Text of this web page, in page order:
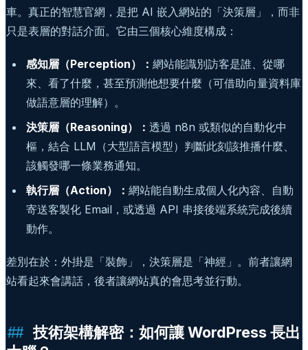
車。真正的智慧官網，是把 AI 嵌入網站的「決策層」，而非
只是表層的對話介面。它由三個核心維度構成：
感知層（Perception）： 網站能識別訪客是誰、從哪
來、看了什麼，甚至預測他想要什麼（可借助向量資料庫
做語意層的理解）。
決策層（Reasoning）： 透過 n8n 或類似的自動化中
樞，結合 LLM（大型語言模型）判斷此刻該推播什麼、
該觸發哪一條業務通知。
執行層（Action）： 網站能自動生成個人化內容、自動
寄送客製化 Email，或透過 API 串接後端系統完成後續
動作。
差別在於：外掛是「裝飾」，決策層是「神經」。前者讓網
站看起來會講話，後者讓網站真的會思考並行動。
技術架構解密：如何讓 WordPress 長出